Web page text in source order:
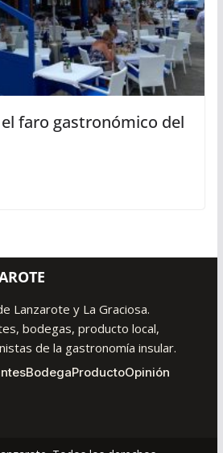
faro gastronómico del
Lanzarote y La Graciosa.
bodegas, producto local,
de la gastronomía insular.
BodegaProductoOpinión